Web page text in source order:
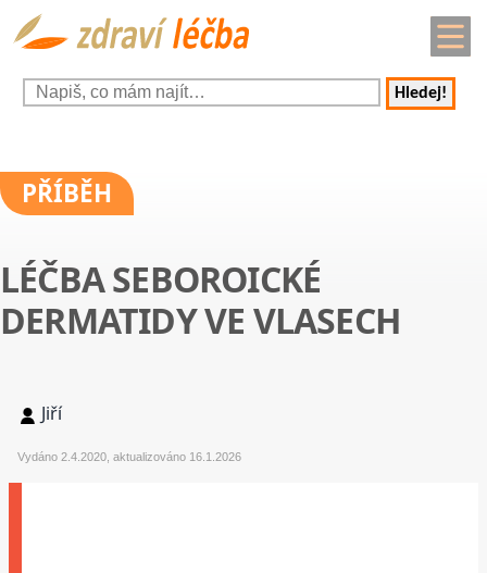
Hledej!
PŘÍBĚH
LÉČBA SEBOROICKÉ
DERMATIDY VE VLASECH
Jiří
Vydáno 2.4.2020, aktualizováno 16.1.2026